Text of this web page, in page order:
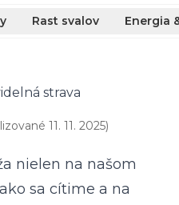
Rast svalov Energia
strava
11. 11. 2025)
nielen na našom
sa cítime a na